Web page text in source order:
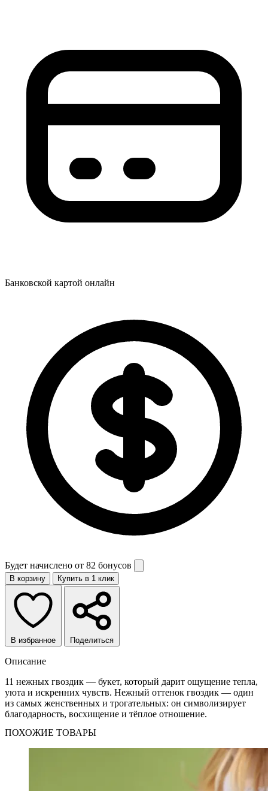
Банковской картой онлайн
Будет начислено от 82 бонусов
В корзину Купить в 1 клик
В избранное Поделиться
Описание
11 нежных гвоздик — букет, который дарит ощущение тепла,
уюта и искренних чувств. Нежный оттенок гвоздик — один
из самых женственных и трогательных: он символизирует
благодарность, восхищение и тёплое отношение.
ПОХОЖИЕ ТОВАРЫ